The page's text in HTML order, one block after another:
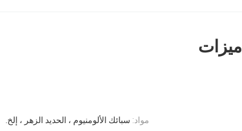
ميزات
مواد: سبائك الألومنيوم ، الحديد الزهر ، إلخ.